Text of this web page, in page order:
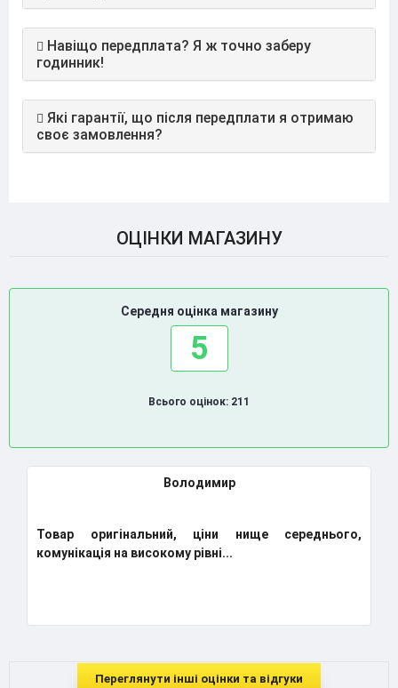
Навіщо передплата? Я ж точно заберу
годинник!
Які гарантії, що після передплати я отримаю
своє замовлення?
ОЦІНКИ МАГАЗИНУ
Середня оцінка магазину
5
Всього оцінок: 211
середнього,
Класний магазин. Замовляю вже
Надумаю купляти ще, вибір
Переглянути інші оцінки та відгуки